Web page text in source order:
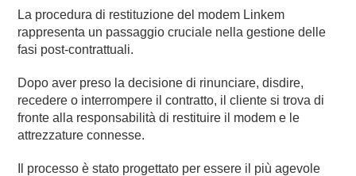
La procedura di restituzione del modem Linkem
rappresenta un passaggio cruciale nella gestione delle
fasi post-contrattuali.
Dopo aver preso la decisione di rinunciare, disdire,
recedere o interrompere il contratto, il cliente si trova di
fronte alla responsabilità di restituire il modem e le
attrezzature connesse.
Il processo è stato progettato per essere il più agevole